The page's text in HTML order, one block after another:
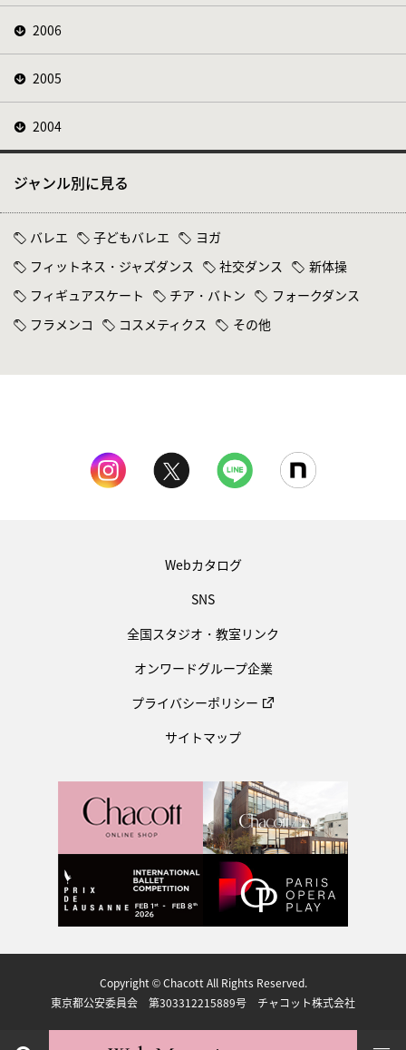
2006
2005
2004
ジャンル別に見る
バレエ 子どもバレエ
ヨガ
フィットネス・ジャズダンス
社交ダンス
新体操
フィギュアスケート
チア・バトン
フォークダンス
フラメンコ
コスメティクス その他
Webカタログ
SNS
全国スタジオ・教室リンク
オンワードグループ企業
プライバシーポリシー
サイトマップ
Copyright © Chacott All Rights Reserved.
東京都公安委員会 第303312215889号 チャコット株式会社